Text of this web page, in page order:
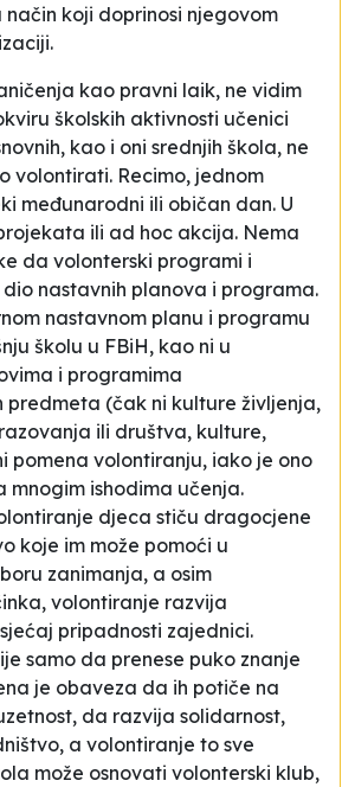
koji doprinosi njegovom
kao pravni laik, ne vidim
školskih aktivnosti učenici
kao i oni srednjih škola, ne
volontirati. Recimo, jednom
međunarodni ili običan dan. U
ili ad hoc akcija. Nema
da volonterski programi i
nastavnih planova i programa.
nastavnom planu i programu
školu u FBiH, kao ni u
i programima
predmeta (čak ni kulture življenja,
ili društva, kulture,
pomena volontiranju, iako je ono
mnogim ishodima učenja.
djeca stiču dragocjene
koje im može pomoći u
zanimanja, a osim
volontiranje razvija
pripadnosti zajednici.
samo da prenese puko znanje
je obaveza da ih potiče na
da razvija solidarnost,
a volontiranje to sve
može osnovati volonterski klub,